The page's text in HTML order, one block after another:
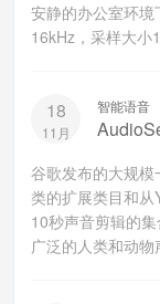
安静的办公室环
16kHz，采样大小
18
11月
智能语音
谷歌发布的大规
类的扩展类目和
10秒声音剪辑的
广泛的人类和动物